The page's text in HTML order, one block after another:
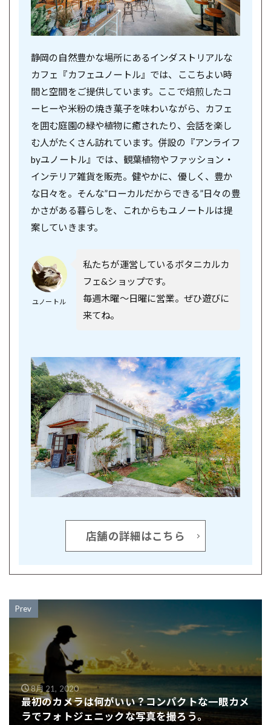
静岡の自然豊かな場所にあるインダストリアルな
カフェ『カフェユノートル』では、ここちよい時
間と空間をご提供しています。ここで焙煎したコ
ーヒーや米粉の焼き菓子を味わいながら、カフェ
を囲む庭園の緑や植物に癒されたり、会話を楽し
む人がたくさん訪れています。併設の『アンライフ
byユノートル』では、観葉植物やファッション・
インテリア雑貨を販売。健やかに、優しく、豊か
な日々を。そんな”ローカルだからできる”日々の豊
かさがある暮らしを、これからもユノートルは提
案していきます。
ユノートル
私たちが運営しているボタニカルカ
フェ&ショップです。
毎週木曜〜日曜に営業。ぜひ遊びに
来てね。
店舗の詳細はこちら
Prev
8月 21, 2020
最初のカメラは何がいい？コンパクトな一眼カメ
ラでフォトジェニックな写真を撮ろう。